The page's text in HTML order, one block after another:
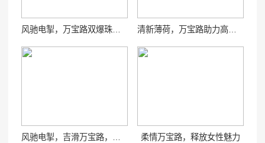
风驰电掣，万宝路双爆珠狂欢 清新薄荷，万宝路助力高效工作！
风驰电掣，吉滑万宝路，畅享人生！ 柔情万宝路，释放女性魅力